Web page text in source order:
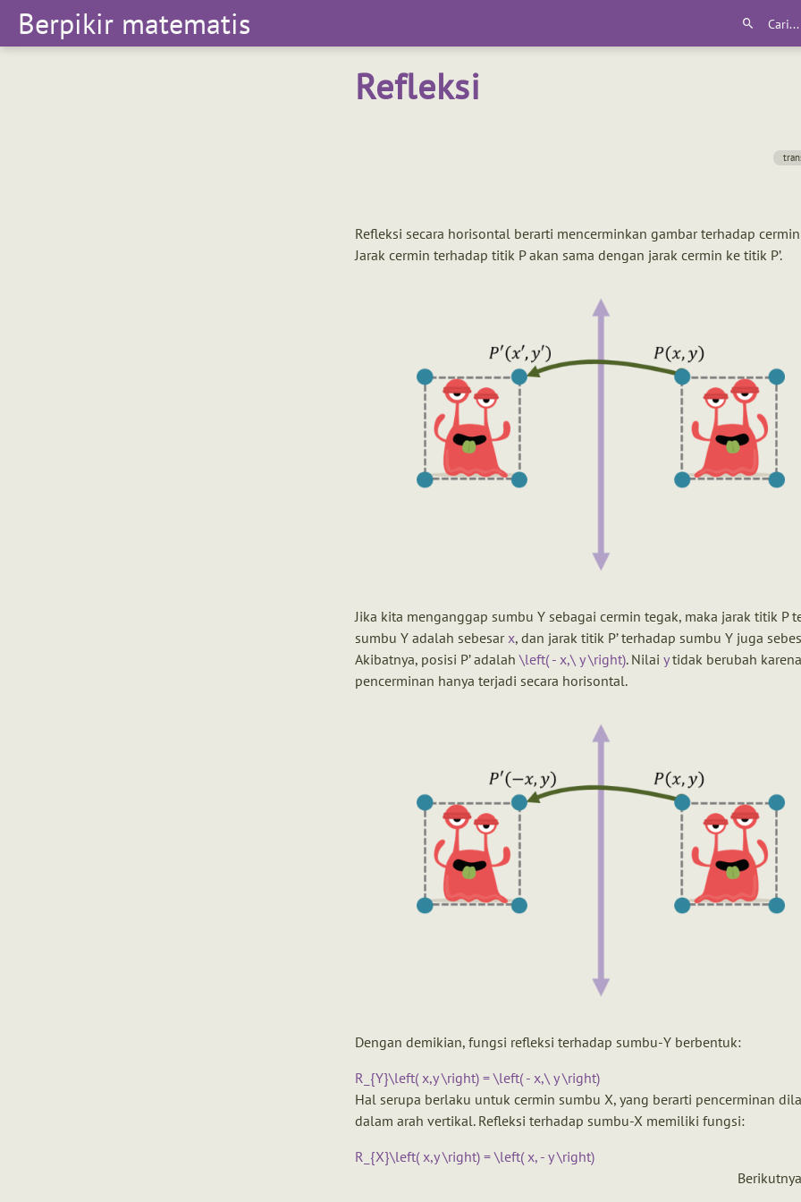
Berpikir matematis
Refleksi
Refleksi secara horisontal berarti mencerminkan gambar terhadap
Jarak cermin terhadap titik P akan sama dengan jarak cermin ke titik P’.
Jika kita menganggap sumbu Y sebagai cermin tegak, maka jarak titik P
sumbu Y adalah sebesarx, dan jarak titik P’ terhadap sumbu Y juga
Akibatnya, posisi P’ adalah\left( - x,\ y \right). Nilai ytidak berubah karena
pencerminan hanya terjadi secara horisontal.
Dengan demikian, fungsi refleksi terhadap sumbu-Y berbentuk:
R_{Y}\left( x,y \right) = \left( - x,\ y \right)
Hal serupa berlaku untuk cermin sumbu X, yang berarti pencerminan
dalam arah vertikal. Refleksi terhadap sumbu-X memiliki fungsi:
R_{X}\left( x,y \right) = \left( x, - y \right)
Berpikir
matematis